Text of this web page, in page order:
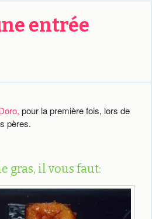
entrée
pour la première fois, lors de
pères.
gras, il vous faut: